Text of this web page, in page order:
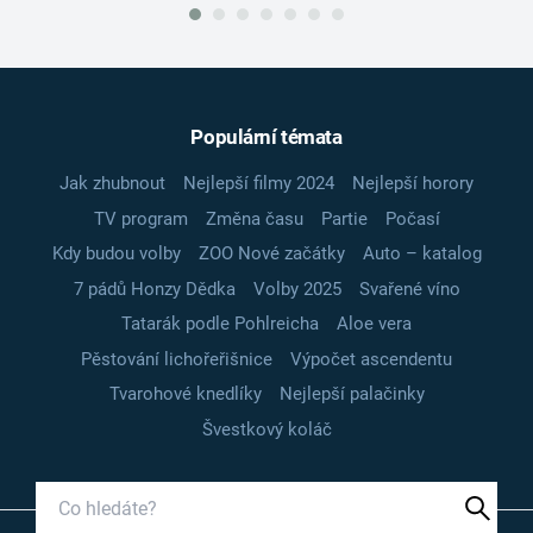
Populární témata
Jak zhubnout Nejlepší filmy 2024
Nejlepší horory
TV program
Změna času Partie
Počasí
Kdy budou volby
ZOO Nové začátky
Auto – katalog
7 pádů Honzy Dědka
Volby 2025
Svařené víno
Tatarák podle Pohlreicha
Aloe vera
Pěstování lichořeřišnice
Výpočet ascendentu
Tvarohové knedlíky
Nejlepší palačinky
Švestkový koláč